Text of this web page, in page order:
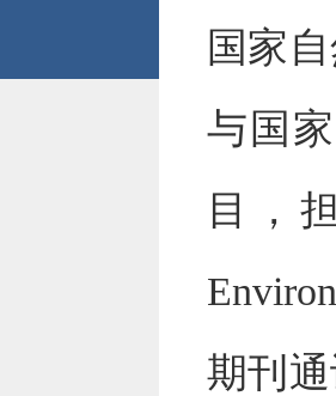
国家
与国
目，
期刊